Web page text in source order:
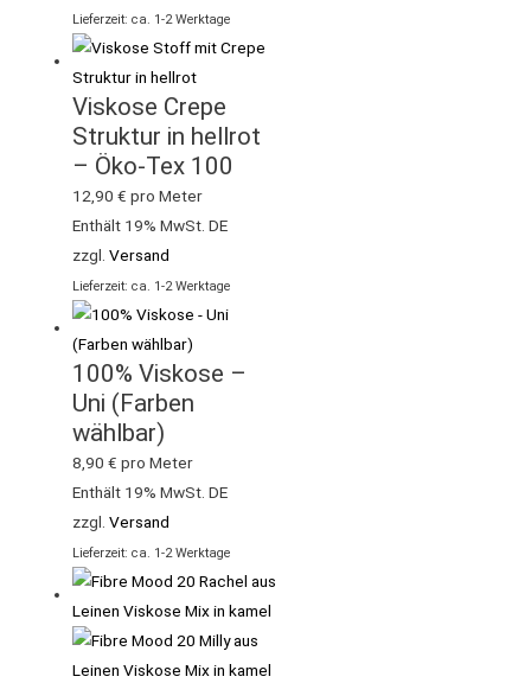
Lieferzeit: ca. 1-2 Werktage
Viskose Crepe
Struktur in hellrot
– Öko-Tex 100
12,90€ pro Meter
Enthält 19% MwSt. DE
zzgl.Versand
Lieferzeit: ca. 1-2 Werktage
100% Viskose –
Uni (Farben
wählbar)
8,90€ pro Meter
Enthält 19% MwSt. DE
zzgl.Versand
Lieferzeit: ca. 1-2 Werktage